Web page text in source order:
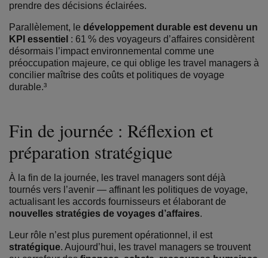
prendre des décisions éclairées.
Parallèlement, le développement durable est devenu un
KPI essentiel : 61 % des voyageurs d’affaires considèrent
désormais l’impact environnemental comme une
préoccupation majeure, ce qui oblige les travel managers à
concilier maîtrise des coûts et politiques de voyage
durable.³
Fin de journée : Réflexion et
préparation stratégique
À la fin de la journée, les travel managers sont déjà
tournés vers l’avenir — affinant les politiques de voyage,
actualisant les accords fournisseurs et élaborant de
nouvelles stratégies de voyages d’affaires.
Leur rôle n’est plus purement opérationnel, il est
stratégique. Aujourd’hui, les travel managers se trouvent